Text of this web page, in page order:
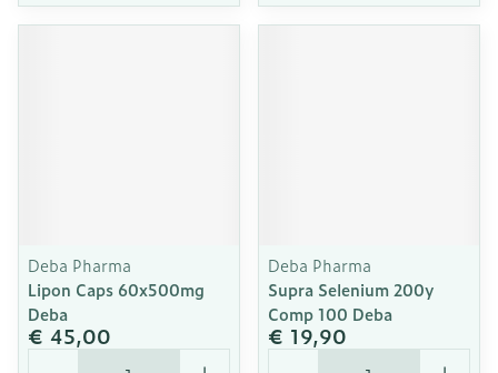
Deba Pharma
Lipon Caps 60x500mg
Deba
€ 45,00
Aantal
Deba Pharma
Supra Selenium 200y
Comp 100 Deba
€ 19,90
Aantal